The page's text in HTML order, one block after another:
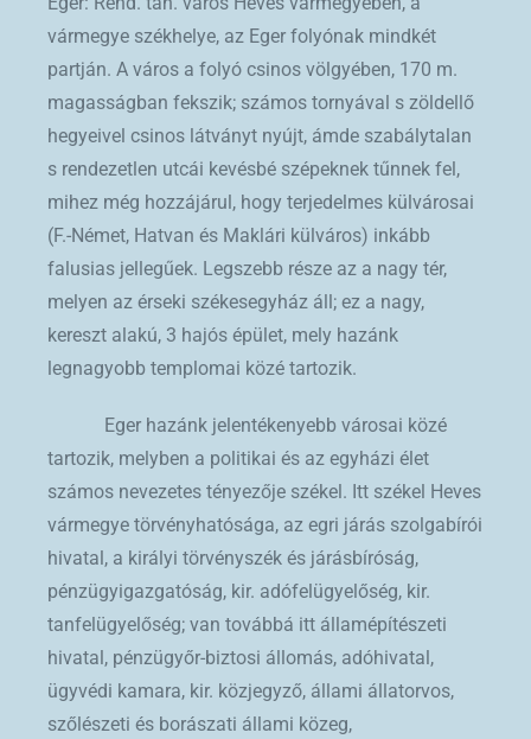
vármegye székhelye, az Eger folyónak mindkét
partján. A város a folyó csinos völgyében, 170 m.
magasságban fekszik; számos tornyával s zöldellő
hegyeivel csinos látványt nyújt, ámde szabálytalan
s rendezetlen utcái kevésbé szépeknek tűnnek fel,
mihez még hozzájárul, hogy terjedelmes külvárosai
(F.-Német, Hatvan és Maklári külváros) inkább
falusias jellegűek. Legszebb része az a nagy tér,
melyen az érseki székesegyház áll; ez a nagy,
kereszt alakú, 3 hajós épület, mely hazánk
legnagyobb templomai közé tartozik.
Eger hazánk jelentékenyebb városai közé
tartozik, melyben a politikai és az egyházi élet
számos nevezetes tényezője székel. Itt székel Heves
vármegye törvényhatósága, az egri járás szolgabírói
hivatal, a királyi törvényszék és járásbíróság,
pénzügyigazgatóság, kir. adófelügyelőség, kir.
tanfelügyelőség; van továbbá itt államépítészeti
hivatal, pénzügyőr-biztosi állomás, adóhivatal,
ügyvédi kamara, kir. közjegyző, állami állatorvos,
szőlészeti és borászati állami közeg,